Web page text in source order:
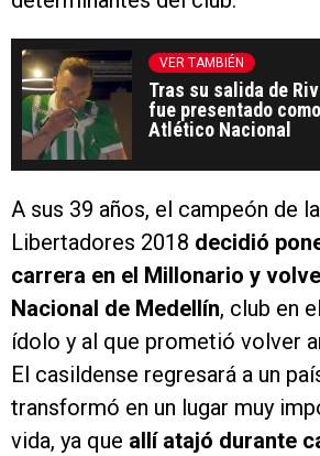
VER TAMBIÉN
Tras su salida de
fue presentado
Atlético Nacional
A sus 39 años, el campeón de
Libertadores 2018 decidió
carrera en el Millonario y
Nacional de Medellín, club en
ídolo y al que prometió volver
El casildense regresará a un
transformó en un lugar muy
vida, ya que allí atajó durante